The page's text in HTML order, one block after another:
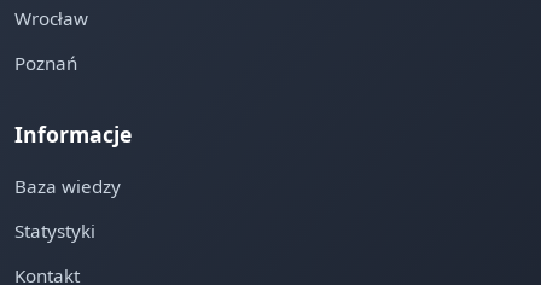
Wrocław
Poznań
Informacje
Baza wiedzy
Statystyki
Kontakt